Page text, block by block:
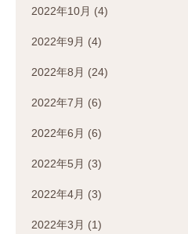
2022年10月 (4)
2022年9月 (4)
2022年8月 (24)
2022年7月 (6)
2022年6月 (6)
2022年5月 (3)
2022年4月 (3)
2022年3月 (1)